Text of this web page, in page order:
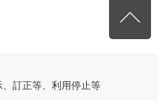
、訂正等、利用停止等